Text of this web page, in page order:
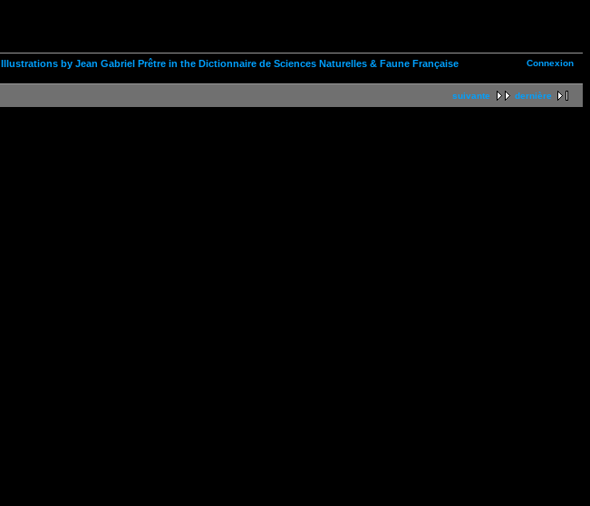
Connexion
Illustrations by Jean Gabriel Prêtre in the Dictionnaire de Sciences Naturelles & Faune Française
suivante dernière